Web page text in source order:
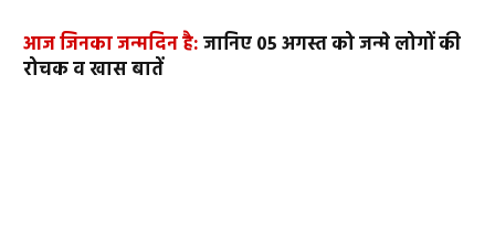
आज जिनका जन्मदिन है:जानिए 05 अगस्त को जन्मे लोगों की
रोचक व खास बातें